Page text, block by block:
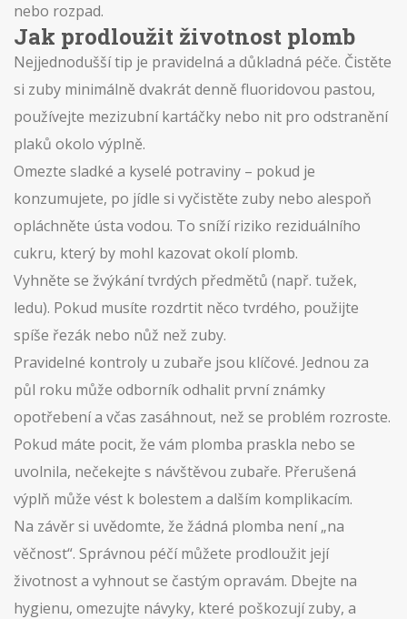
nebo rozpad.
Jak prodloužit životnost plomb
Nejjednodušší tip je pravidelná a důkladná péče. Čistěte
si zuby minimálně dvakrát denně fluoridovou pastou,
používejte mezizubní kartáčky nebo nit pro odstranění
plaků okolo výplně.
Omezte sladké a kyselé potraviny – pokud je
konzumujete, po jídle si vyčistěte zuby nebo alespoň
opláchněte ústa vodou. To sníží riziko reziduálního
cukru, který by mohl kazovat okolí plomb.
Vyhněte se žvýkání tvrdých předmětů (např. tužek,
ledu). Pokud musíte rozdrtit něco tvrdého, použijte
spíše řezák nebo nůž než zuby.
Pravidelné kontroly u zubaře jsou klíčové. Jednou za
půl roku může odborník odhalit první známky
opotřebení a včas zasáhnout, než se problém rozroste.
Pokud máte pocit, že vám plomba praskla nebo se
uvolnila, nečekejte s návštěvou zubaře. Přerušená
výplň může vést k bolestem a dalším komplikacím.
Na závěr si uvědomte, že žádná plomba není „na
věčnost“. Správnou péčí můžete prodloužit její
životnost a vyhnout se častým opravám. Dbejte na
hygienu, omezujte návyky, které poškozují zuby, a